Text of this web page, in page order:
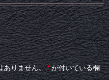
ありません。 *が付いている欄